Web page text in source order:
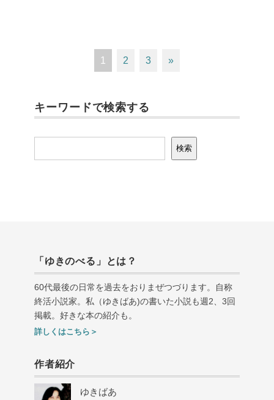
1 2 3 »
キーワードで検索する
検索
「ゆきのべる」とは？
60代最後の日常を過去をおりまぜつづります。自称
終活小説家。私（ゆきばあ)の書いた小説も週 2 3回
掲載。好きな本の紹介も。
詳しくはこちら＞
作者紹介
ゆきばあ